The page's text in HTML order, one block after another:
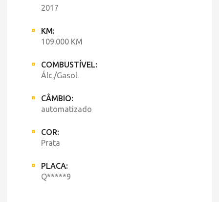
2017
KM:
109.000 KM
COMBUSTÍVEL:
Álc./Gasol.
CÂMBIO:
automatizado
COR:
Prata
PLACA:
Q*****9